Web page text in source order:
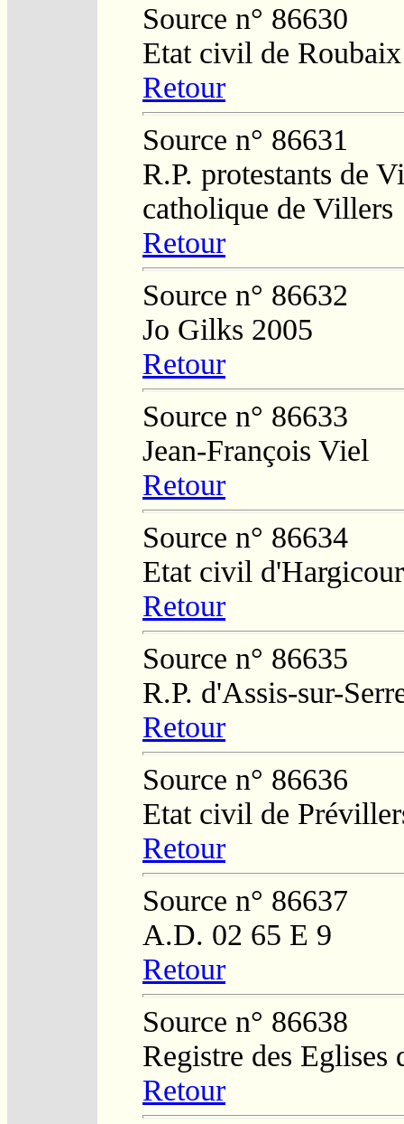
Source n° 86630
Etat civil de Roubaix
Retour
Source n° 86631
R.P. protestants de
catholique de Villers
Retour
Source n° 86632
Jo Gilks 2005
Retour
Source n° 86633
Jean-François Viel
Retour
Source n° 86634
Etat civil
Retour
Source n° 86635
R.P. d'Assis-sur-
Retour
Source n° 86636
Etat civil de
Retour
Source n° 86637
A.D. 02 65 E 9
Retour
Source n° 86638
Registre des Eglises
Retour